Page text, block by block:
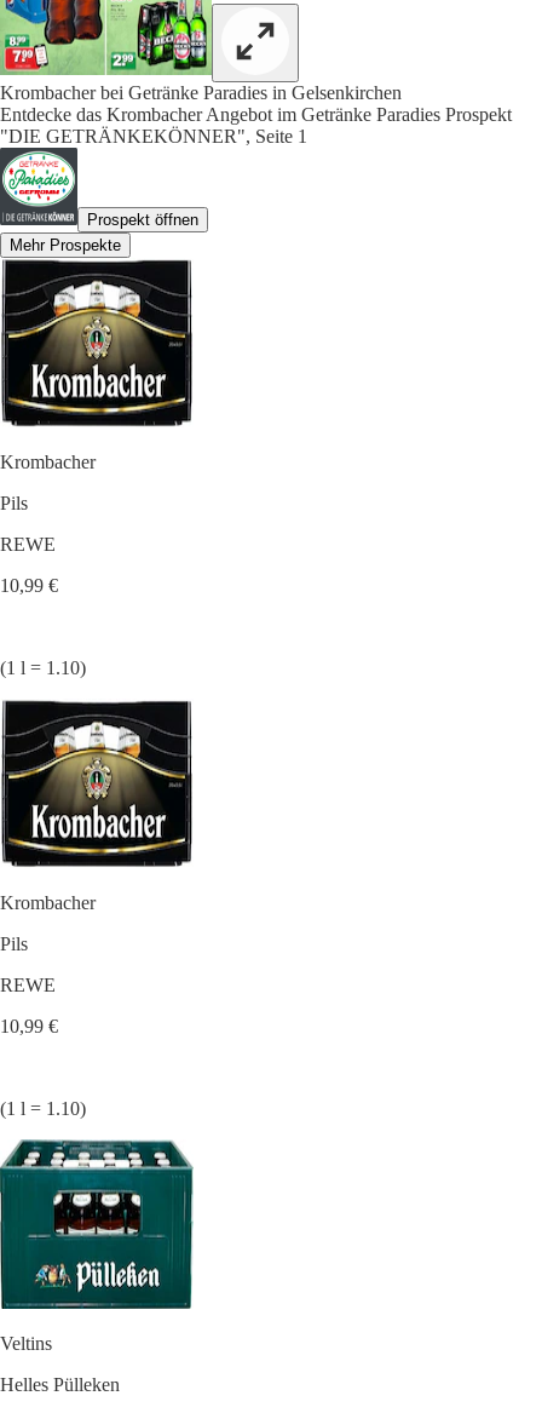
Krombacher bei Getränke Paradies in Gelsenkirchen
Entdecke das Krombacher Angebot im Getränke Paradies Prospekt
"DIE GETRÄNKEKÖNNER", Seite 1
Prospekt öffnen
Mehr Prospekte
Krombacher
Pils
REWE
10,99 €
(1 l = 1.10)
Krombacher
Pils
REWE
10,99 €
(1 l = 1.10)
Veltins
Helles Pülleken